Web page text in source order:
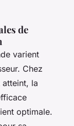
de
varient
Chez
la
optimale.